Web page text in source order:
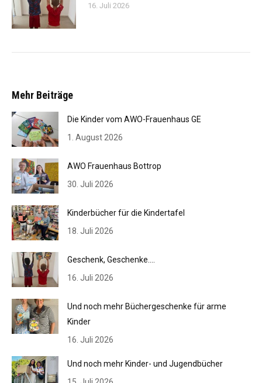
16. Juli 2026
Mehr Beiträge
Die Kinder vom AWO-Frauenhaus GE
1. August 2026
AWO Frauenhaus Bottrop
30. Juli 2026
Kinderbücher für die Kindertafel
18. Juli 2026
Geschenk, Geschenke….
16. Juli 2026
Und noch mehr Büchergeschenke für arme
Kinder
16. Juli 2026
Und noch mehr Kinder- und Jugendbücher